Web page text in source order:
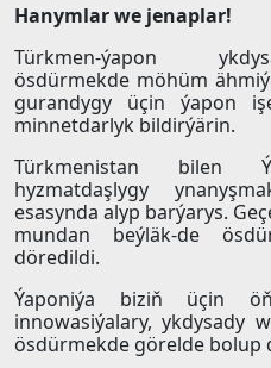
Hanymlar we jenaplar!
Türkmen-ýapon
ösdürmekde möhüm
gurandygy üçin ýapon
minnetdarlyk bildirýärin.
Türkmenistan bilen
hyzmatdaşlygy
esasynda alyp barýarys.
mundan beýläk-de
döredildi.
Ýaponiýa biziň üçin
innowasiýalary, ykdysady
ösdürmekde görelde bolup